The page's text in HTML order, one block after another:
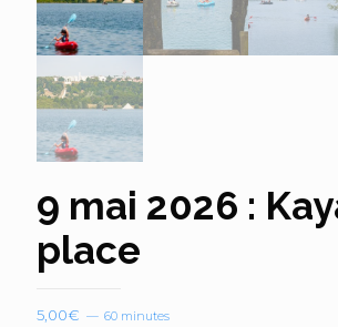
9 mai 2026 :
place
5,00€ 60 minutes